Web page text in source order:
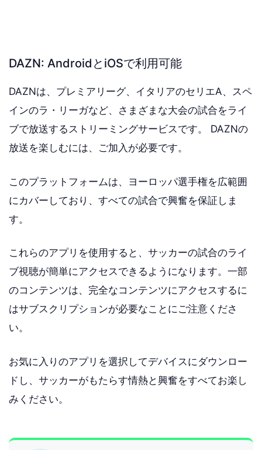
DAZN: AndroidとiOSで利用可能
DAZNは、プレミアリーグ、イタリアのセリエA、スペ
インのラ・リーガなど、さまざまな大会の試合をライ
ブで放送するストリーミングサービスです。 DAZNの
放送を楽しむには、ご加入が必要です。
このプラットフォームは、ヨーロッパ選手権を広範囲
にカバーしており、すべての試合で興奮を保証しま
す。
これらのアプリを使用すると、サッカーの試合のライ
ブ視聴が簡単にアクセスできるようになります。一部
のコンテンツは、完全なコンテンツにアクセスするに
はサブスクリプションが必要なことにご注意くださ
い。
お気に入りのアプリを選択してデバイスにダウンロー
ドし、サッカーがもたらす情熱と興奮をすべてお楽し
みください。